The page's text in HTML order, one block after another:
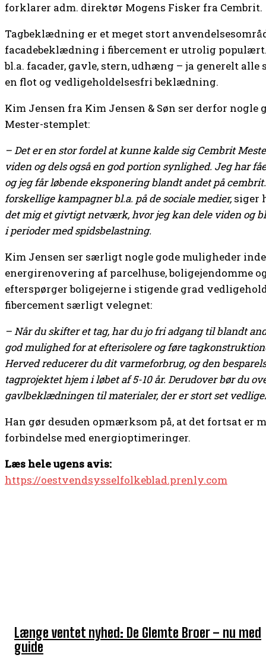
Længe ventet nyhed: De Glemte Broer – nu med
guide
forklarer adm. direktør Mogens Fisker fra Cembrit.
Tagbeklædning er et meget stort
facadebeklædning i fibercement er utrolig
bl.a. facader, gavle, stern, udhæng – ja generelt alle
en flot og vedligeholdelsesfri beklædning.
Kim Jensen fra Kim Jensen & Søn ser derfor nogle
Mester-stemplet:
– Det er en stor fordel at kunne kalde sig Cembrit
viden og dels også en god portion synlighed. Jeg har
og jeg får løbende eksponering blandt andet på
forskellige kampagner bl.a. på de sociale medier, siger
det mig et givtigt netværk, hvor jeg kan dele viden og
i perioder med spidsbelastning.
Kim Jensen ser særligt nogle gode muligheder
energirenovering af parcelhuse, boligejendomme
efterspørger boligejerne i stigende grad
fibercement særligt velegnet:
– Når du skifter et tag, har du jo fri adgang til blandt
god mulighed for at efterisolere og føre
Herved reducerer du dit varmeforbrug, og den
tagprojektet hjem i løbet af 5-10 år. Derudover bør du
gavlbeklædningen til materialer, der er stort set
Han gør desuden opmærksom på, at det fortsat
forbindelse med energioptimeringer.
Læs hele ugens avis:
https://oestvendsysselfolkeblad.prenly.com